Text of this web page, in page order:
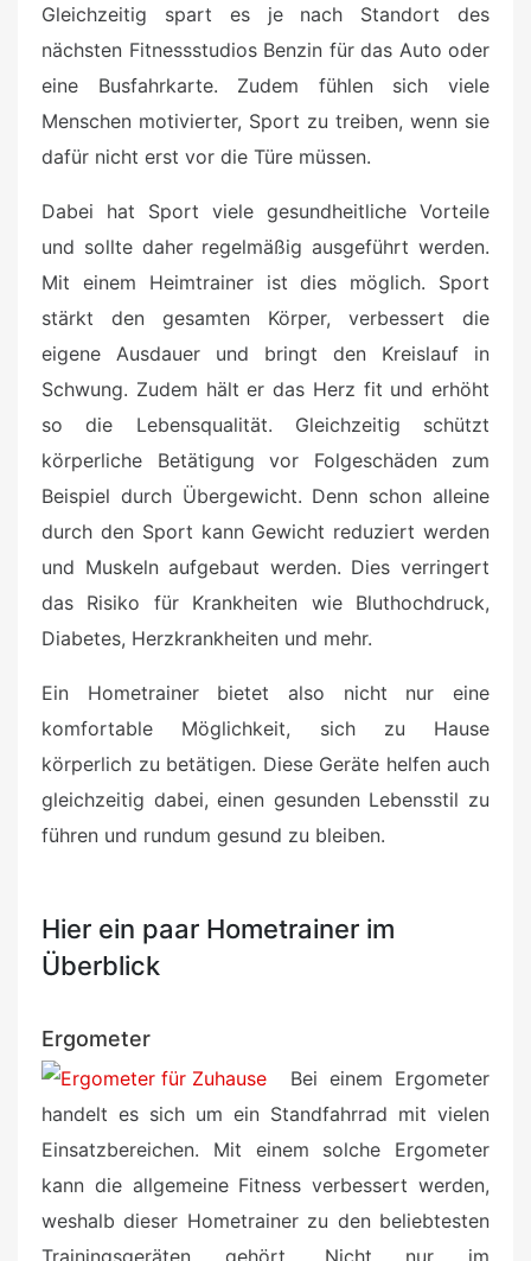
Gleichzeitig spart es je nach Standort des
nächsten Fitnessstudios Benzin für das Auto oder
eine Busfahrkarte. Zudem fühlen sich viele
Menschen motivierter, Sport zu treiben, wenn sie
dafür nicht erst vor die Türe müssen.
Dabei hat Sport viele gesundheitliche Vorteile
und sollte daher regelmäßig ausgeführt werden.
Mit einem Heimtrainer ist dies möglich. Sport
stärkt den gesamten Körper, verbessert die
eigene Ausdauer und bringt den Kreislauf in
Schwung. Zudem hält er das Herz fit und erhöht
so die Lebensqualität. Gleichzeitig schützt
körperliche Betätigung vor Folgeschäden zum
Beispiel durch Übergewicht. Denn schon alleine
durch den Sport kann Gewicht reduziert werden
und Muskeln aufgebaut werden. Dies verringert
das Risiko für Krankheiten wie Bluthochdruck,
Diabetes, Herzkrankheiten und mehr.
Ein Hometrainer bietet also nicht nur eine
komfortable Möglichkeit, sich zu Hause
körperlich zu betätigen. Diese Geräte helfen auch
gleichzeitig dabei, einen gesunden Lebensstil zu
führen und rundum gesund zu bleiben.
Hier ein paar Hometrainer im
Überblick
Ergometer
Bei einem Ergometer
handelt es sich um ein Standfahrrad mit vielen
Einsatzbereichen. Mit einem solche Ergometer
kann die allgemeine Fitness verbessert werden,
weshalb dieser Hometrainer zu den beliebtesten
Trainingsgeräten gehört. Nicht nur im